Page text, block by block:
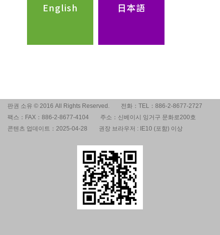
English 日本語
판권 소유 © 2016 All Rights Reserved.
전화：TEL：886-2-8677-2727
팩스：FAX：886-2-8677-4104
주소：신베이시 잉거구 문화로200호
콘텐츠 업데이트：2025-04-28
권장 브라우저 : IE10 (포함) 이상